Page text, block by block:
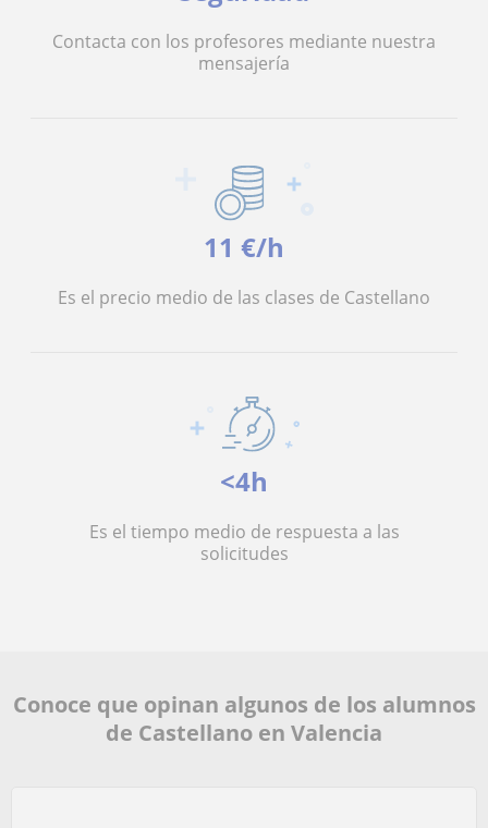
Contacta con los profesores mediante nuestra
mensajería
11 €/h
Es el precio medio de las clases de Castellano
<4h
Es el tiempo medio de respuesta a las
solicitudes
Conoce que opinan algunos de los alumnos
de Castellano en Valencia